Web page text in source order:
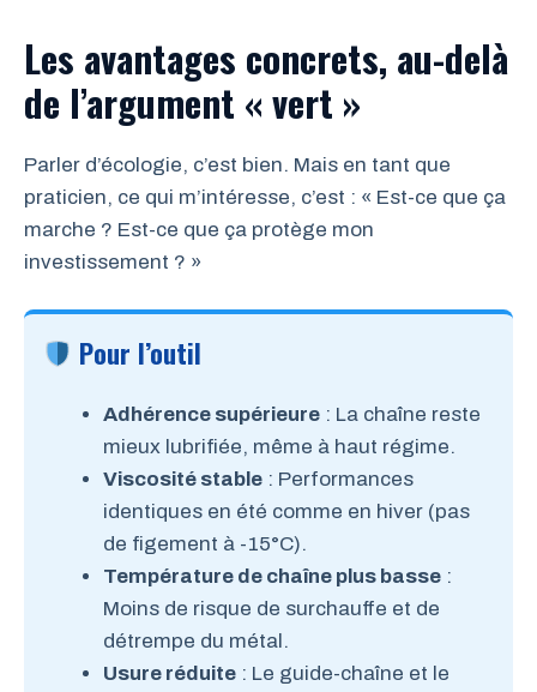
Les avantages concrets, au-delà
de l’argument « vert »
Parler d’écologie, c’est bien. Mais en tant que
praticien, ce qui m’intéresse, c’est : « Est-ce que ça
marche ? Est-ce que ça protège mon
investissement ? »
Pour l’outil
Adhérence supérieure : La chaîne reste
mieux lubrifiée, même à haut régime.
Viscosité stable : Performances
identiques en été comme en hiver (pas
de figement à -15°C).
Température de chaîne plus basse :
Moins de risque de surchauffe et de
détrempe du métal.
Usure réduite : Le guide-chaîne et le